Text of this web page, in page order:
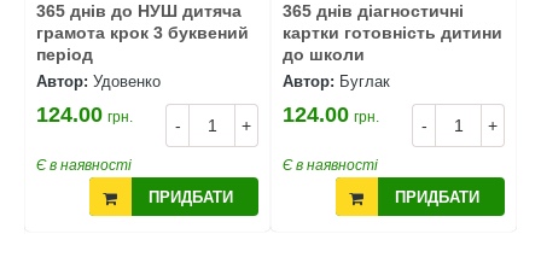
365 днів до НУШ дитяча
грамота крок 3 буквений
період
Автор: Удовенко
- +
124.00 грн.
Є в наявності
ПРИДБАТИ
365 днів діагностичні
картки готовність дитини
до школи
Автор: Буглак
- +
124.00 грн.
Є в наявності
ПРИДБАТИ